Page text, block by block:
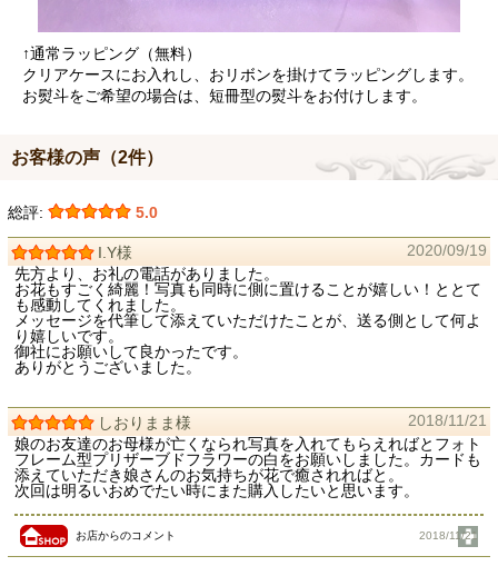
↑通常ラッピング（無料）
クリアケースにお入れし、おリボンを掛けてラッピングします。
お熨斗をご希望の場合は、短冊型の熨斗をお付けします。
お客様の声（2件）
総評: 5.0
I.Y様 2020/09/19
先方より、お礼の電話がありました。
お花もすごく綺麗！写真も同時に側に置けることが嬉しい！ととて
も感動してくれました。
メッセージを代筆して添えていただけたことが、送る側として何よ
り嬉しいです。
御社にお願いして良かったです。
ありがとうございました。
しおりまま様 2018/11/21
娘のお友達のお母様が亡くなられ写真を入れてもらえればとフォト
フレーム型プリザーブドフラワーの白をお願いしました。カードも
添えていただき娘さんのお気持ちが花で癒されればと。
次回は明るいおめでたい時にまた購入したいと思います。
お店からのコメント 2018/11/21